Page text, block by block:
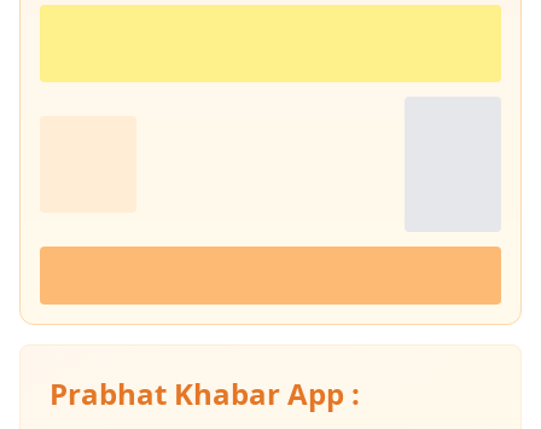
Prabhat Khabar App :